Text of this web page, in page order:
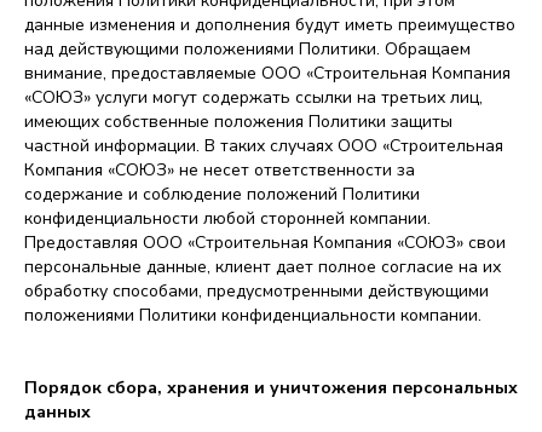
данные изменения и дополнения будут иметь преимущество
над действующими положениями Политики. Обращаем
внимание, предоставляемые ООО «Строительная Компания
«СОЮЗ» услуги могут содержать ссылки на третьих лиц,
имеющих собственные положения Политики защиты
частной информации. В таких случаях ООО «Строительная
Компания «СОЮЗ» не несет ответственности за
содержание и соблюдение положений Политики
конфиденциальности любой сторонней компании.
Предоставляя ООО «Строительная Компания «СОЮЗ» свои
персональные данные, клиент дает полное согласие на их
обработку способами, предусмотренными действующими
положениями Политики конфиденциальности компании.
Порядок сбора, хранения и уничтожения персональных
данных